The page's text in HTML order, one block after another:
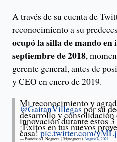
A través de su cuenta de
reconocimiento a su
ocupó la silla de mando en
septiembre de 2018,
gerente general, antes de
y CEO en enero de 2019.
Mi reconocimiento y
@GaitanVillegaspor su
desarrollo y
innovación durante estos
¡Éxitos en tus nuevos
casa!pic.twitter.com/
— Francisco J. Noguera (@fjnoguera) August 4, 2021